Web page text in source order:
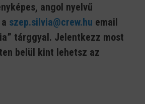
angol nyelvű
szep.silvia@crew.hu email
tárggyal. Jelentkezz most
belül kint lehetsz az